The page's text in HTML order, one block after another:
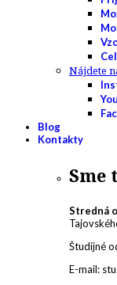
Nájdete
Blog
Kontakty
Sme
Stredná
Študijné
E-mail: